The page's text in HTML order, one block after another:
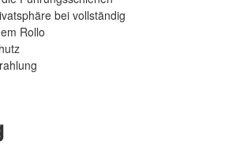
bei vollständig
Rollo